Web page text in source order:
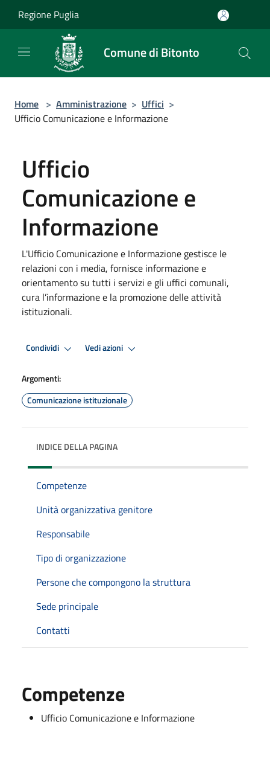
Regione Puglia
Comune di Bitonto
Home > Amministrazione > Uffici >
Ufficio Comunicazione e Informazione
Ufficio
Comunicazione e
Informazione
L'Ufficio Comunicazione e Informazione gestisce le
relazioni con i media, fornisce informazione e
orientamento su tutti i servizi e gli uffici comunali,
cura l’informazione e la promozione delle attività
istituzionali.
Condividi Vedi azioni
Argomenti:
Comunicazione istituzionale
INDICE DELLA PAGINA
Competenze
Unità organizzativa genitore
Responsabile
Tipo di organizzazione
Persone che compongono la struttura
Sede principale
Contatti
Competenze
Ufficio Comunicazione e Informazione